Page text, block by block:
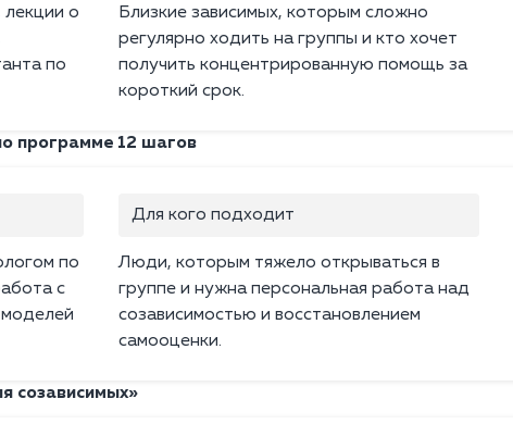
лекции о
по
Близкие зависимых, которым сложно
регулярно ходить на группы и кто хочет
получить концентрированную помощь за
короткий срок.
программе 12 шагов
по
с
Для кого подходит
Люди, которым тяжело открываться в
группе и нужна персональная работа над
созависимостью и восстановлением
самооценки.
созависимых»